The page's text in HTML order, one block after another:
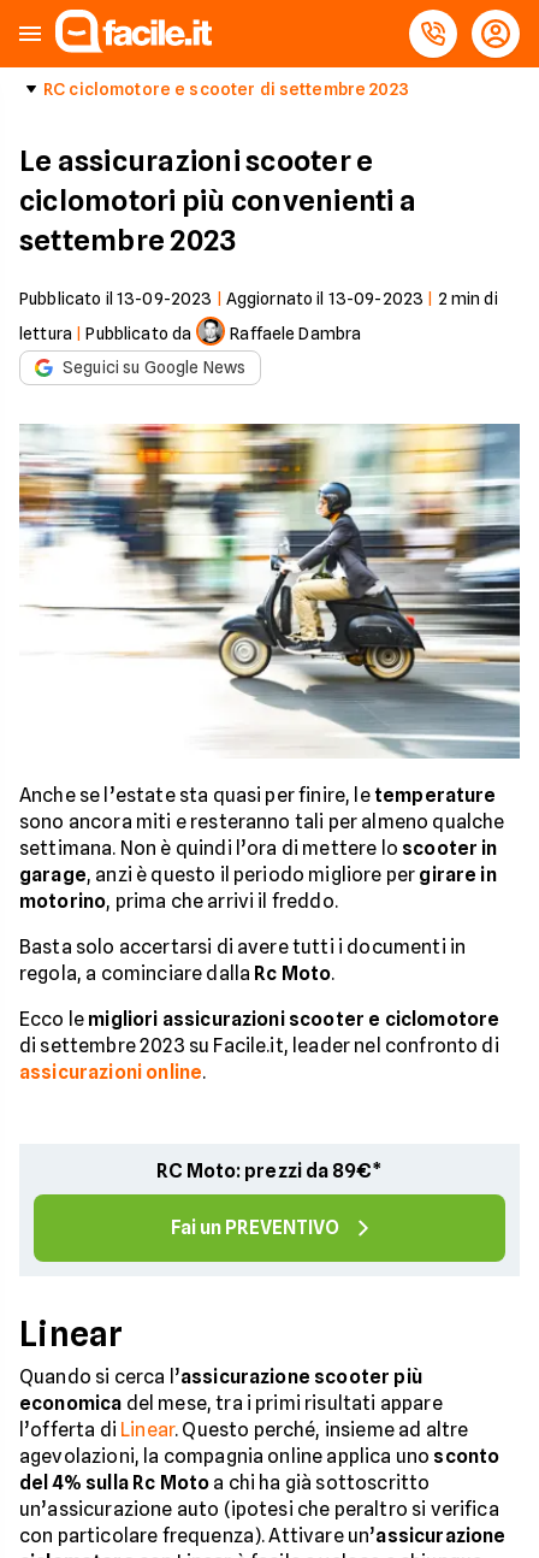
RC ciclomotore e scooter di settembre 2023
Le assicurazioni scooter e
ciclomotori più convenienti a
settembre 2023
Pubblicato il 13-09-2023 Aggiornato il 13-09-2023 2 min di
lettura |Pubblicato da
Raffaele Dambra
Seguici su Google News
Anche se l’estate sta quasi per finire, le temperature
sono ancora miti e resteranno tali per almeno qualche
settimana. Non è quindi l’ora di mettere lo scooter in
garage, anzi è questo il periodo migliore per girare in
motorino, prima che arrivi il freddo.
Basta solo accertarsi di avere tutti i documenti in
regola, a cominciare dalla Rc Moto.
Ecco le migliori assicurazioni scooter e ciclomotore
di settembre 2023 su Facile.it, leader nel confronto di
assicurazioni online.
RC Moto: prezzi da 89€*
Fai un PREVENTIVO
Linear
Quando si cerca l’assicurazione scooter più
economica del mese, tra i primi risultati appare
l’offerta di Linear. Questo perché, insieme ad altre
agevolazioni, la compagnia online applica uno sconto
del 4% sulla Rc Moto a chi ha già sottoscritto
un’assicurazione auto (ipotesi che peraltro si verifica
con particolare frequenza). Attivare un’assicurazione